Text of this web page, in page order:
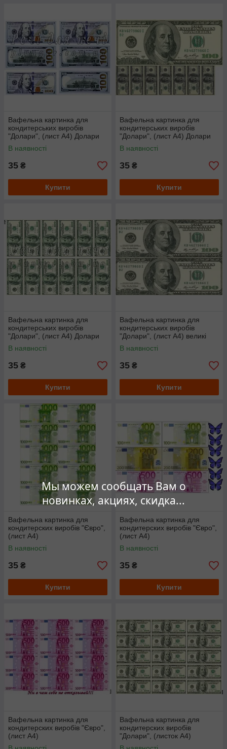
Мы можем сообщать Вам о
новинках, акциях, скидка...
Вафельна картинка для
кондитерських виробів
"Долари", (лист А4) Долари
нові
В наявності
35 ₴
Купити
Вафельна картинка для
кондитерських виробів
"Долари", (лист А4) Долари
мікс
В наявності
35 ₴
Купити
Вафельна картинка для
кондитерських виробів
"Долари", (лист А4) Долари
4.5х10см
В наявності
35 ₴
Купити
Вафельна картинка для
кондитерських виробів
"Долари", (лист А4) великі
долари
В наявності
35 ₴
Купити
Вафельна картинка для
кондитерских виробів "Євро",
(лист А4)
В наявності
35 ₴
Купити
Вафельна картинка для
кондитерских виробів "Євро",
(лист А4)
В наявності
35 ₴
Купити
Вафельна картинка для
кондитерских виробів "Євро",
(лист А4)
Вафельна картинка для
кондитерских виробів
"Долари", (листок А4)
3.8х9.6см